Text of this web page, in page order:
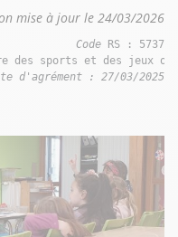
mise à jour le 24/03/2026
Code
d'agrément : 27/03/2025